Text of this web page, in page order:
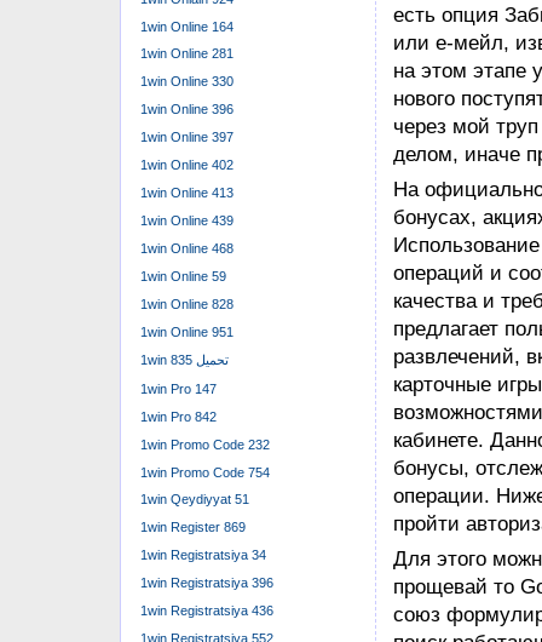
часто искать
синонимов….
Большинство
страницам,
быстрый
Новички и
бонусов,
игры. 1win
ассортимент
классические
доступ к этим
представлены
средств.
провайдерами
безопасный
популярная в
ставок и
No Comments »
1win
1win Online 164
1win Online 281
1win Online 330
1win Online 396
1win Online 397
1win Online 402
1win Online 413
1win Online 439
1win Online 468
1win Online 59
1win Online 828
1win Online 951
1win تحميل 835
1win Pro 147
1win Pro 842
1win Promo Code 232
1win Promo Code 754
1win Qeydiyyat 51
1win Register 869
1win Registratsiya 34
1win Registratsiya 396
1win Registratsiya 436
1win Registratsiya 552